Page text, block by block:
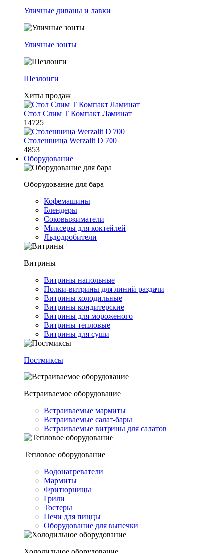
Уличные диваны и лавки
Уличные зонты
Шезлонги
Хиты продаж
Стол Слим Т Компакт Ламинат
14725
Столешница Werzalit D 700
4853
Оборудование
Оборудование для бара
Кофемашины
Блендеры
Соковыжиматели
Миксеры для коктейлей
Льдодробители
Витрины
Витрины напольные
Полки-витрины для линий раздачи
Витрины холодильные
Витрины кондитерские
Витрины для мороженого
Витрины тепловые
Витрины для суши
Постмиксы
Встраиваемое оборудование
Встраиваемые мармиты
Встраиваемые салат-бары
Встраиваемые витрины для салатов
Тепловое оборудование
Водонагреватели
Мармиты
Фритюрницы
Грили
Тостеры
Печи для пиццы
Оборудование для выпечки
Холодильное оборудование